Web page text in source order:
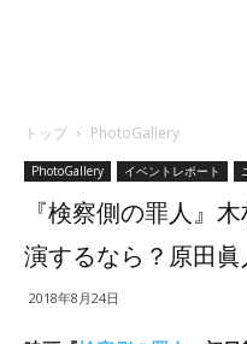
トップ PhotoGallery
PhotoGallery イベントレポート
『検察側の罪人』
演するなら？原田眞
2018年8月24日